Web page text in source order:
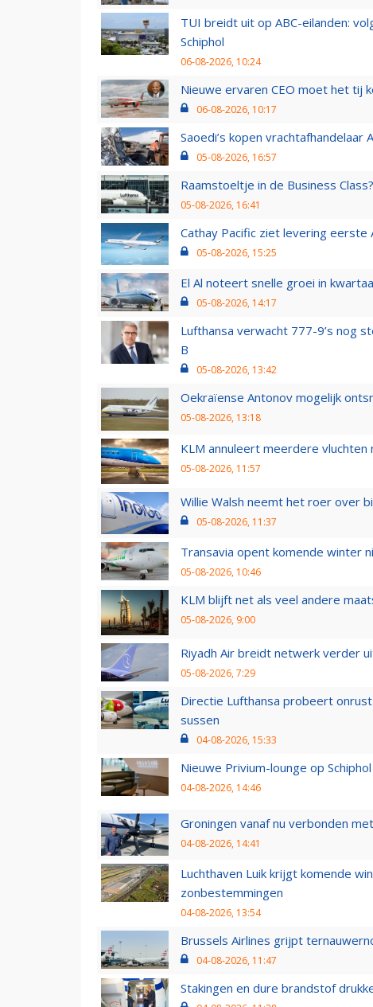
TUI breidt uit op ABC-eilanden:
Schiphol
06-08-2026, 10:24
Nieuwe ervaren CEO moet het tij
06-08-2026, 10:17
Saoedi’s kopen vrachtafhandelaar
05-08-2026, 16:57
Raamstoeltje in de Business
05-08-2026, 16:41
Cathay Pacific ziet levering eerste
05-08-2026, 15:25
El Al noteert snelle groei in
05-08-2026, 14:17
Lufthansa verwacht 777-9’s nog
B
05-08-2026, 13:42
Oekraïense Antonov mogelijk
05-08-2026, 13:18
KLM annuleert meerdere vluchten
05-08-2026, 11:57
Willie Walsh neemt het roer over
05-08-2026, 11:37
Transavia opent komende winter
05-08-2026, 10:46
KLM blijft net als veel andere
05-08-2026, 9:00
Riyadh Air breidt netwerk verder
05-08-2026, 7:29
Directie Lufthansa probeert
sussen
04-08-2026, 15:33
Nieuwe Privium-lounge op
04-08-2026, 14:46
Groningen vanaf nu verbonden
04-08-2026, 14:41
Luchthaven Luik krijgt komende
zonbestemmingen
04-08-2026, 13:54
Brussels Airlines grijpt
04-08-2026, 11:47
Stakingen en dure brandstof